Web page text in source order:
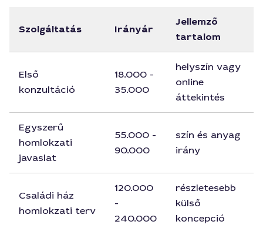
Szolgáltatás Irányár
Jellemző
tartalom
Első
konzultáció
18.000 -
35.000
helyszín vagy
online
áttekintés
Egyszerű
homlokzati
javaslat
55.000 -
90.000
szín és anyag
irány
Családi ház
homlokzati terv
120.000
-
240.000
részletesebb
külső
koncepció